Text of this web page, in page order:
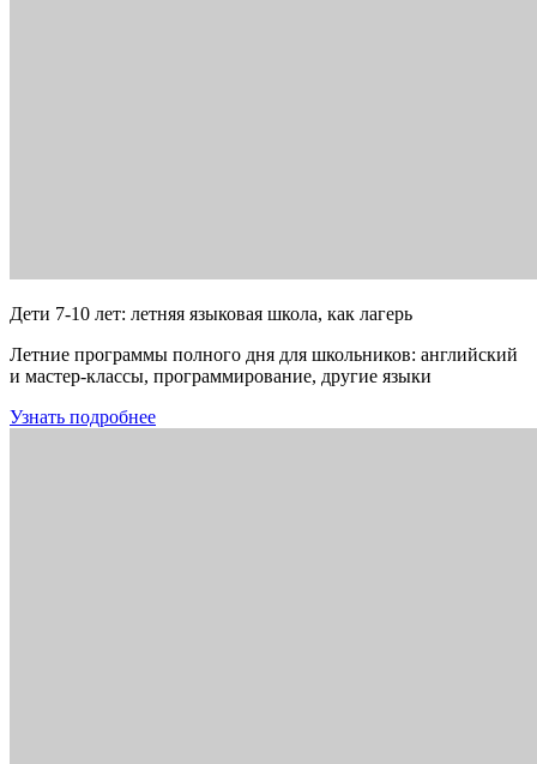
Дети 7-10 лет: летняя языковая школа, как лагерь
Летние программы полного дня для школьников: английский
и мастер-классы, программирование, другие языки
Узнать подробнее